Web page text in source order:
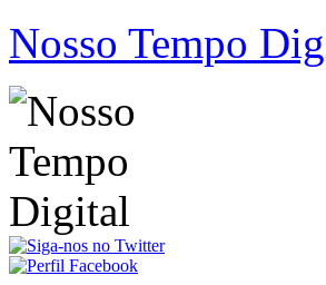
Nosso Tempo